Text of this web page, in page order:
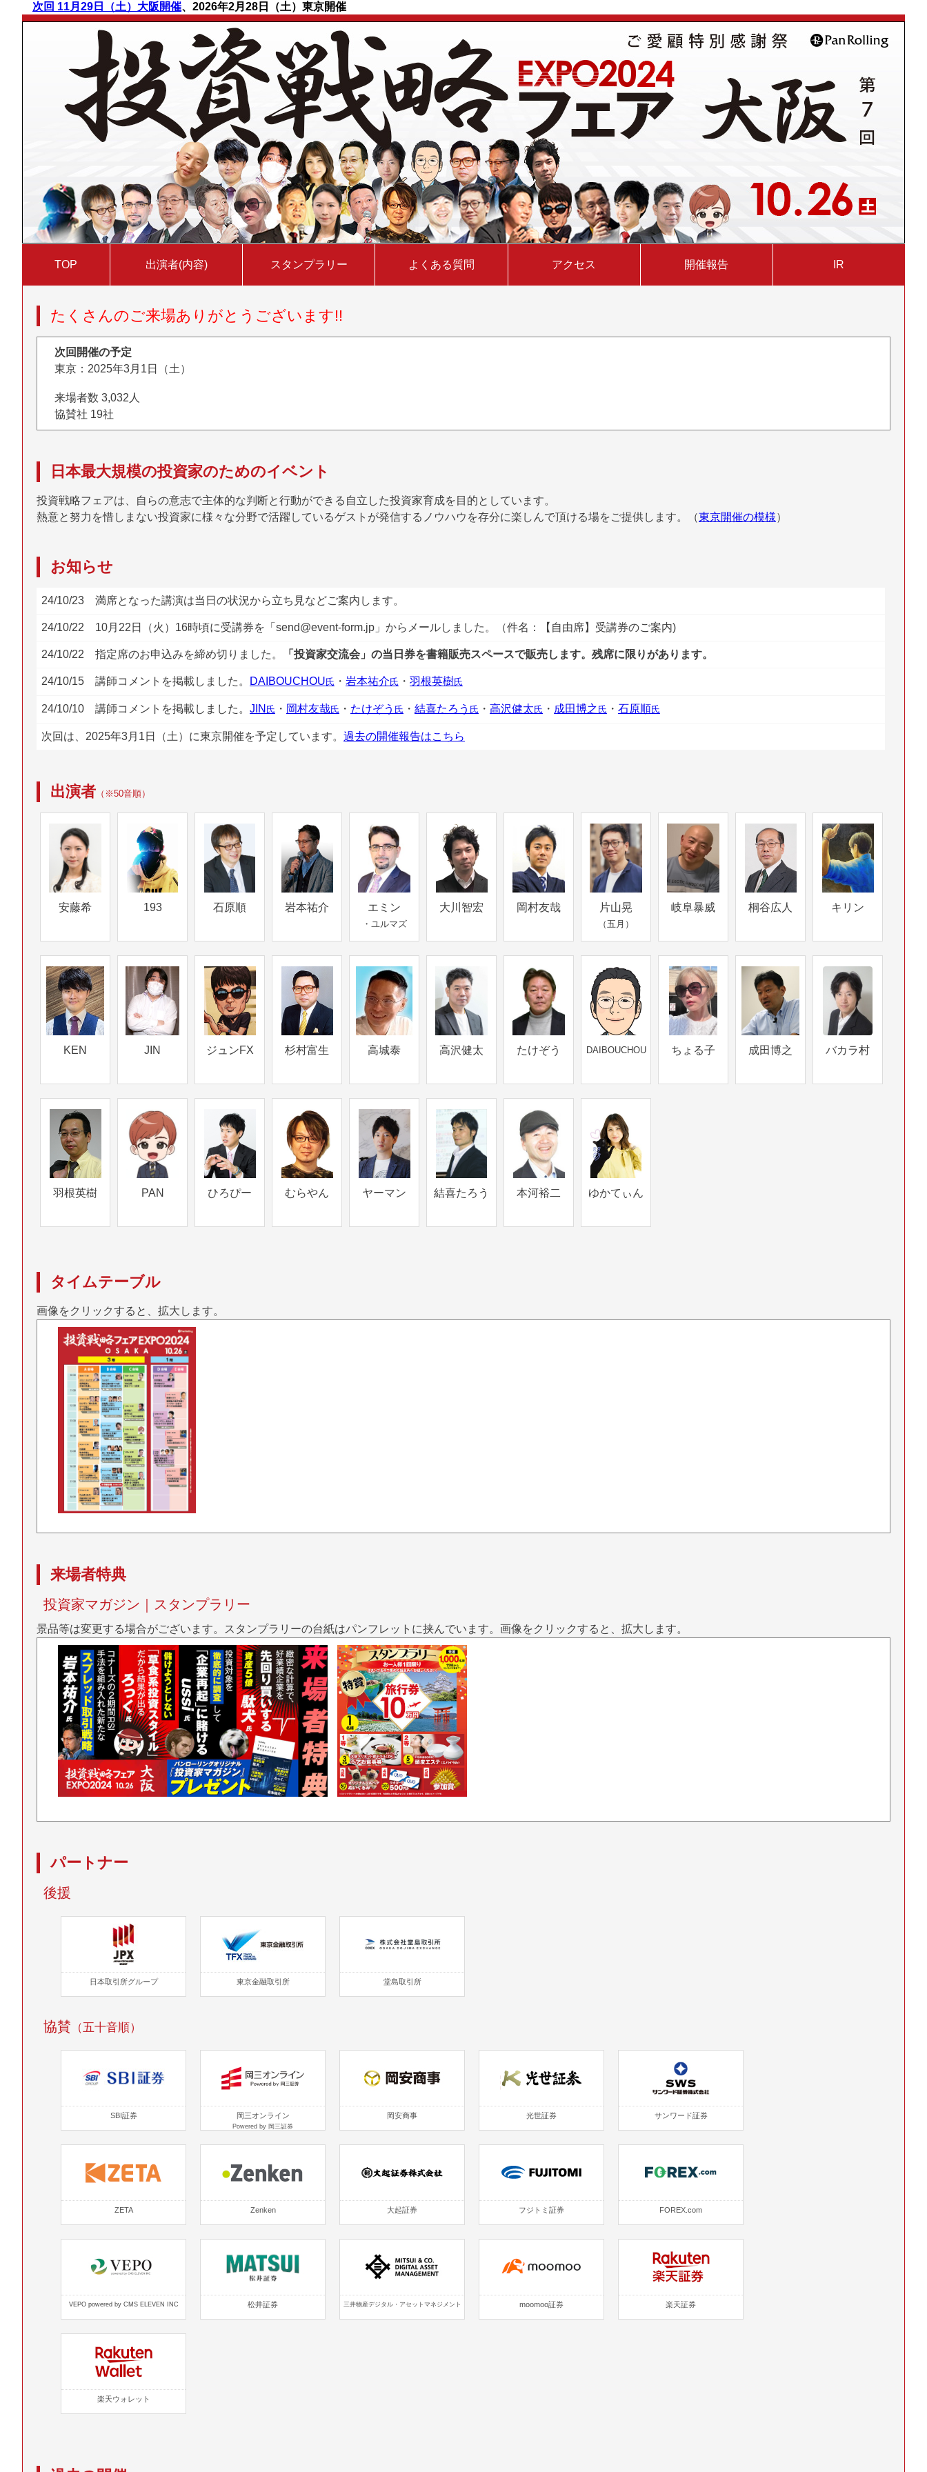
次回 11月29日（土）大阪開催、 2026年2月28日（土）東京開催
TOP 出演者(内容) スタンプラリー よくある質問 アクセス 開催報告 IR
たくさんのご来場ありがとうございます!!
次回開催の予定
東京：2025年3月1日（土）
来場者数 3,032人
協賛社 19社
日本最大規模の投資家のためのイベント
投資戦略フェアは、自らの意志で主体的な判断と行動ができる自立した投資家育成を目的としています。
熱意と努力を惜しまない投資家に様々な分野で活躍しているゲストが発信するノウハウを存分に楽しんで頂ける場をご提供します。（東京開催の模様）
お知らせ
24/10/23 満席となった講演は当日の状況から立ち見などご案内します。
24/10/22 10月22日（火）16時頃に受講券を「send@event-form.jp」からメールしました。（件名：【自由席】受講券のご案内)
24/10/22 指定席のお申込みを締め切りました。 「投資家交流会」の当日券を書籍販売スペースで販売します。残席に限りがあります。
24/10/15 講師コメントを掲載しました。 DAIBOUCHOU氏 ・ 岩本祐介氏 ・ 羽根英樹氏
24/10/10 講師コメントを掲載しました。 JIN 氏 ・ 岡村友哉氏 ・ たけぞう 氏 ・ 結喜たろう 氏 ・ 高沢健太氏 ・ 成田博之 氏 ・ 石原順氏
次回は、2025年3月1日（土）に東京開催を予定しています。 過去の開催報告はこちら
出演者 （※50音順）
安藤希 193 石原順 岩本祐介 エミン
・ユルマズ
大川智宏 岡村友哉 片山晃
（五月）
岐阜暴威 桐谷広人 キリン
KEN JIN ジュンFX 杉村富生 高城泰 高沢健太 たけぞう DAIBOUCHOU ちょる子 成田博之 バカラ村
羽根英樹 PAN ひろぴー むらやん ヤーマン 結喜たろう 本河裕二 ゆかてぃん
タイムテーブル
画像をクリックすると、拡大します。
来場者特典
投資家マガジン｜スタンプラリー
景品等は変更する場合がございます。スタンプラリーの台紙はパンフレットに挟んでいます。画像をクリックすると、拡大します。
パートナー
後援
日本取引所グループ 東京金融取引所 堂島取引所
協賛 （五十音順）
SBI証券 岡三オンライン
Powered by 岡三証券
岡安商事 光世証券 サンワード証券
ZETA Zenken 大起証券 フジトミ証券 FOREX.com
VEPO powered by CMS ELEVEN INC 松井証券 三井物産デジタル・アセットマネジメント moomoo証券 楽天証券
楽天ウォレット